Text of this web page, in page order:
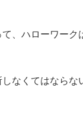
、ハローワーク
なくてはならな